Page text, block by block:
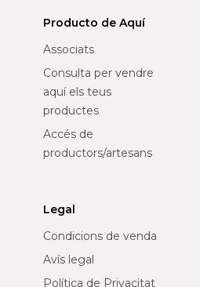
Producto de Aquí
Associats
Consulta per vendre
aquí els teus
productes
Accés de
productors/artesans
Legal
Condicions de venda
Avís legal
Política de Privacitat